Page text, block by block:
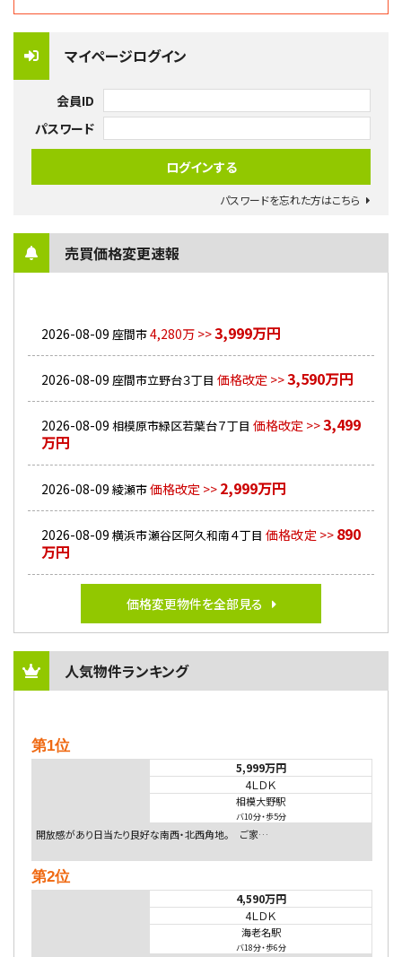
マイページログイン
会員ID
パスワード
パスワードを忘れた方はこちら
売買価格変更速報
2026-08-09 座間市4,280万 >>3,999万円
2026-08-09 座間市立野台３丁目 価格改定 >>3,590万円
2026-08-09 相模原市緑区若葉台７丁目 価格改定 >>3,499
万円
2026-08-09 綾瀬市価格改定 >> 2,999万円
2026-08-09 横浜市瀬谷区阿久和南４丁目 価格改定 >> 890
万円
価格変更物件を全部見る
人気物件ランキング
第1位
5,999万円
4ＬＤＫ
相模大野駅
バ10分・歩5分
開放感があり日当たり良好な南西・北西角地。 ご家…
第2位
4,590万円
4ＬＤＫ
海老名駅
バ18分・歩6分